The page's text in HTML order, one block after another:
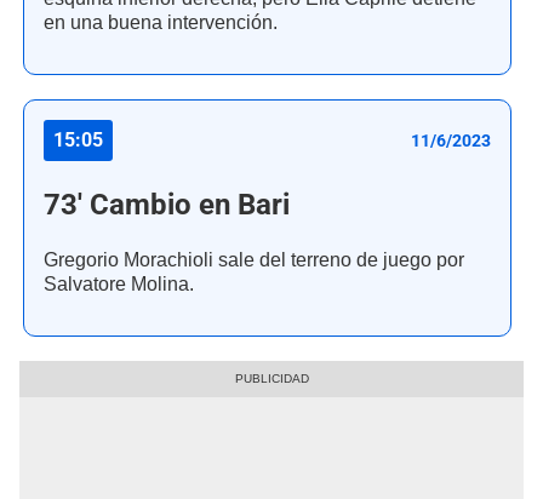
en una buena intervención.
15:05 11/6/2023
73' Cambio en Bari
Gregorio Morachioli sale del terreno de juego por
Salvatore Molina.